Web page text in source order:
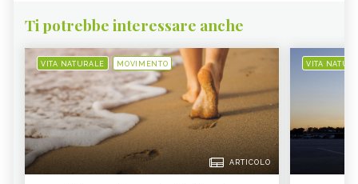
Ti potrebbe interessare anche
VITA NATURALE MOVIMENTO
ARTICOLO
VITA